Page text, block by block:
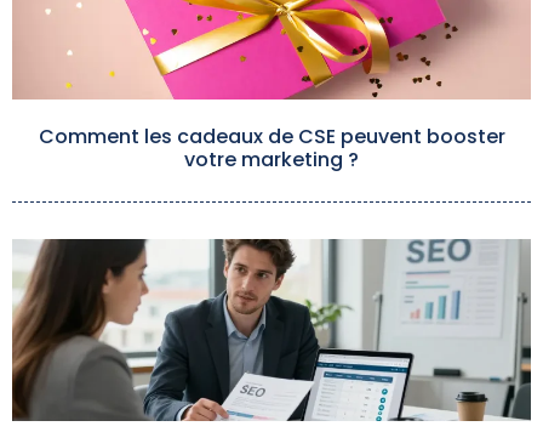
Comment les cadeaux de CSE peuvent booster
votre marketing ?